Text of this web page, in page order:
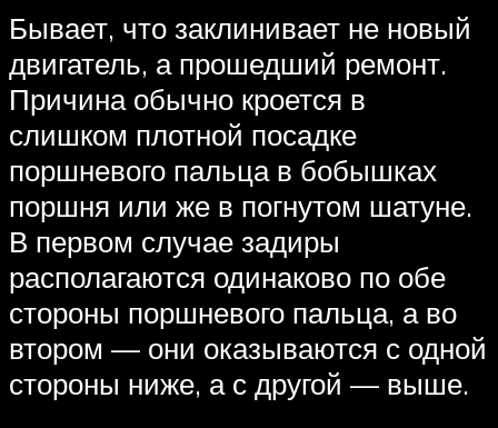
Бывает, что заклинивает не новый
двигатель, а прошедший ремонт.
Причина обычно кроется в
слишком плотной посадке
поршневого пальца в бобышках
поршня или же в погнутом шатуне.
В первом случае задиры
располагаются одинаково по обе
стороны поршневого пальца, а во
втором — они оказываются с одной
стороны ниже, а с другой — выше.